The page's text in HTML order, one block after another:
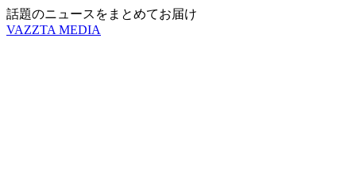
話題のニュースをまとめてお届け
VAZZTA MEDIA